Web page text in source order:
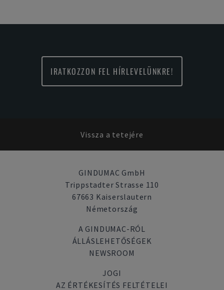
IRATKOZZON FEL HÍRLEVELÜNKRE!
Vissza a tetejére
GINDUMAC GmbH
Trippstadter Strasse 110
67663 Kaiserslautern
Németország
A GINDUMAC-RÓL
ÁLLÁSLEHETŐSÉGEK
NEWSROOM
JOGI
AZ ÉRTÉKESÍTÉS FELTÉTELEI